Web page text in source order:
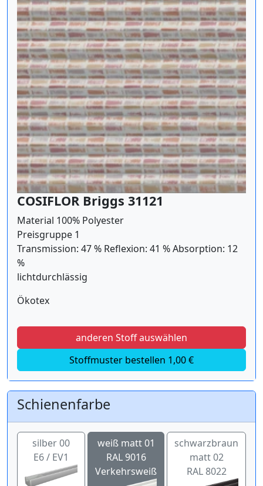
COSIFLOR Briggs 31121
Material 100% Polyester
Preisgruppe 1
Transmission: 47 % Reflexion: 41 % Absorption: 12
%
lichtdurchlässig
Ökotex
anderen Stoff auswählen
Stoffmuster bestellen 1,00 €
Schienenfarbe
silber 00
E6 / EV1
weiß matt 01
RAL 9016
Verkehrsweiß
schwarzbraun
matt 02
RAL 8022